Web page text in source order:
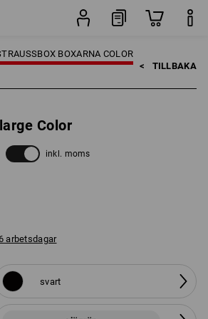
BOXARNA COLOR
< TILLBAKA
Color
inkl. moms
arbetsdagar
svart